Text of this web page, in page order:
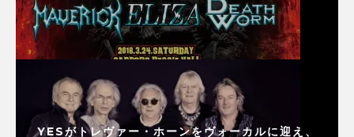
YESがトレヴァー・ホーンをヴォーカルに迎え、